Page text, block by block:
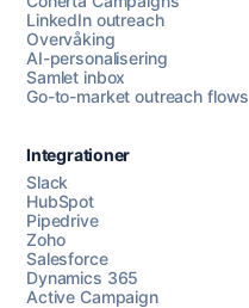
Chat med oss
LinkedIn outreach
Overvåking
AI-personalisering
Samlet inbox
Go-to-market outreach flows
Integrationer
Slack
HubSpot
Pipedrive
Zoho
Salesforce
Dynamics 365
Active Campaign